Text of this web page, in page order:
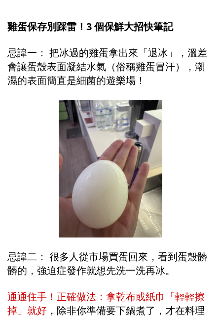
雞蛋保存別踩雷！3 個保鮮大招快筆記
忌諱一： 把冰過的雞蛋拿出來「退冰」，溫差
會讓蛋殼表面凝結水氣（俗稱雞蛋冒汗），潮
濕的表面簡直是細菌的遊樂場！
忌諱二： 很多人從市場買蛋回來，看到蛋殼髒
髒的，強迫症發作就想先洗一洗再冰。
通通住手！正確做法：拿乾布或紙巾「輕輕擦
掉」就好 ，除非你準備要下鍋煮了，才在料理